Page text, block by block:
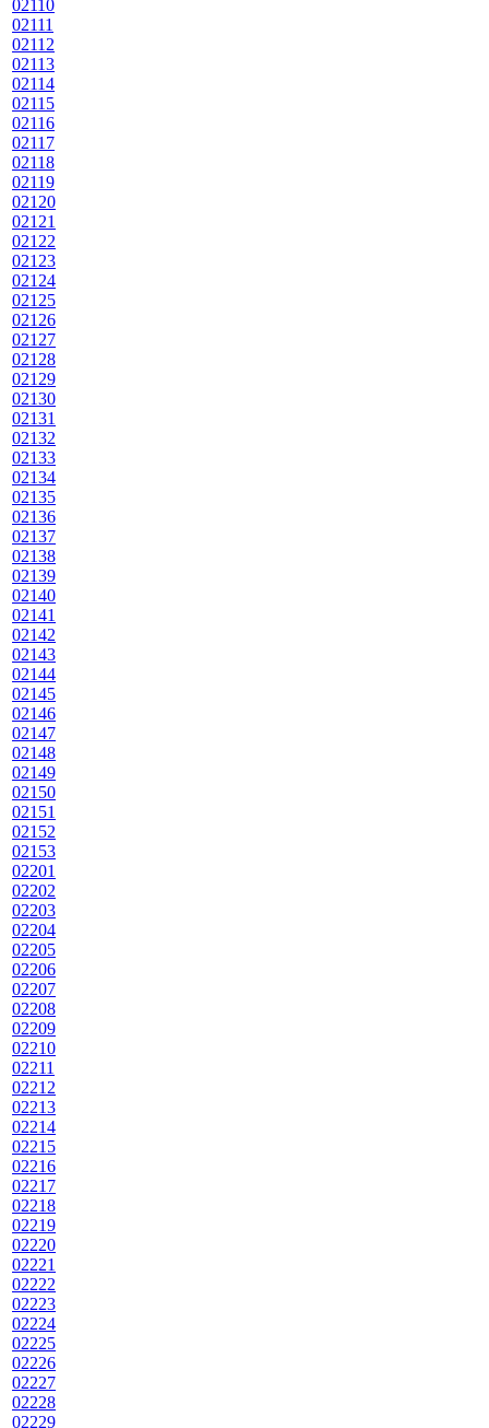
02110
02111
02112
02113
02114
02115
02116
02117
02118
02119
02120
02121
02122
02123
02124
02125
02126
02127
02128
02129
02130
02131
02132
02133
02134
02135
02136
02137
02138
02139
02140
02141
02142
02143
02144
02145
02146
02147
02148
02149
02150
02151
02152
02153
02201
02202
02203
02204
02205
02206
02207
02208
02209
02210
02211
02212
02213
02214
02215
02216
02217
02218
02219
02220
02221
02222
02223
02224
02225
02226
02227
02228
02229